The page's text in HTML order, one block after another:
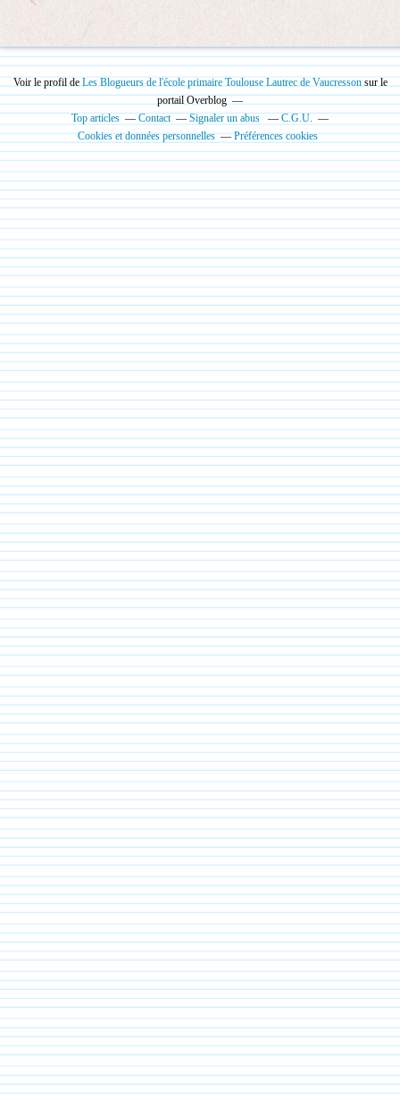
Voir le profil de Les Blogueurs de l'école primaire Toulouse Lautrec de Vaucressonsur le
portail Overblog
Top articles
Contact Signaler un abus
C.G.U.
Cookies et données personnelles
Préférences cookies